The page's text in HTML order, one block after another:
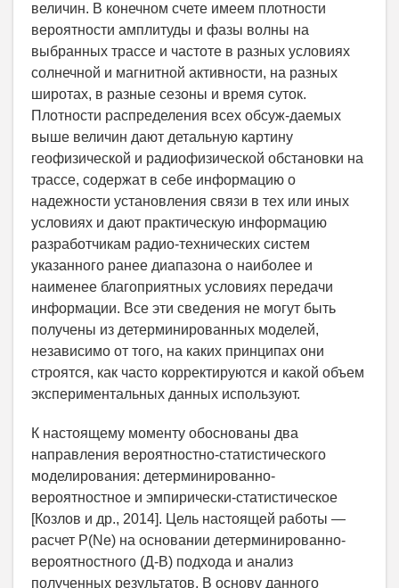
величин. В конечном счете имеем плотности
вероятности амплитуды и фазы волны на
выбранных трассе и частоте в разных условиях
солнечной и магнитной активности, на разных
широтах, в разные сезоны и время суток.
Плотности распределения всех обсуж-даемых
выше величин дают детальную картину
геофизической и радиофизической обстановки на
трассе, содержат в себе информацию о
надежности установления связи в тех или иных
условиях и дают практическую информацию
разработчикам радио-технических систем
указанного ранее диапазона о наиболее и
наименее благоприятных условиях передачи
информации. Все эти сведения не могут быть
получены из детерминированных моделей,
независимо от того, на каких принципах они
строятся, как часто корректируются и какой объем
экспериментальных данных используют.
К настоящему моменту обоснованы два
направления вероятностно-статистического
моделирования: детерминированно-
вероятностное и эмпирически-статистическое
[Козлов и др., 2014]. Цель настоящей работы —
расчет P(Ne) на основании детерминированно-
вероятностного (Д-В) подхода и анализ
полученных результатов. В основу данного